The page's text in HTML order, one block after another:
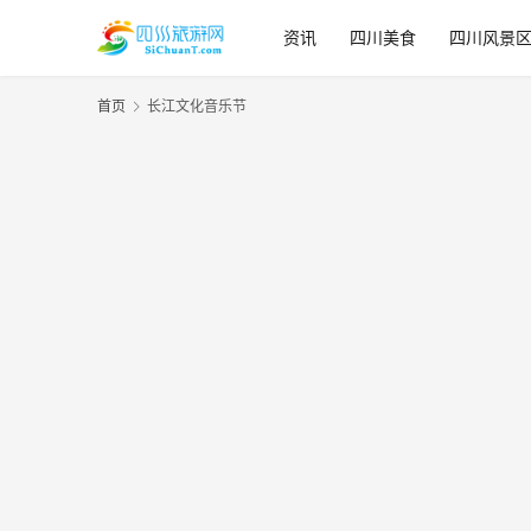
资讯 四川美食 四川风景区
首页 长江文化音乐节